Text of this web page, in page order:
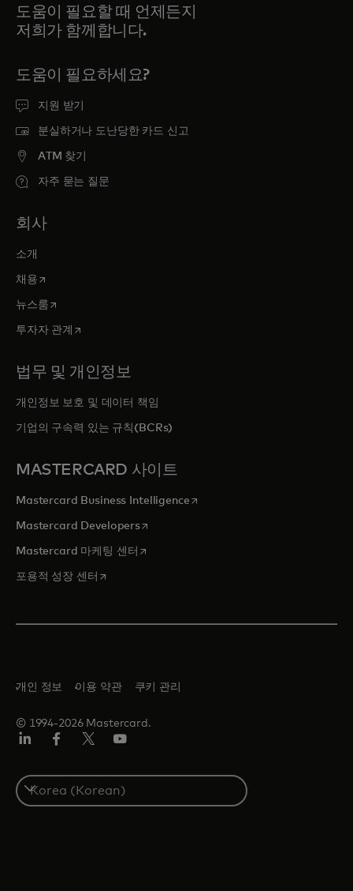
도움이 필요할 때 언제든지
저희가 함께합니다.
도움이 필요하세요?
지원 받기
분실하거나 도난당한 카드 신고
ATM 찾기
자주 묻는 질문
회사
소개
채용새 탭에서 열림
뉴스룸새 탭에서 열림
투자자 관계 새 탭에서 열림
법무 및 개인정보
개인정보 보호 및 데이터 책임
기업의 구속력 있는 규칙(BCRs)
MASTERCARD 사이트
Mastercard Business Intelligence새 탭에서 열림
Mastercard Developers새 탭에서 열림
Mastercard 마케팅 센터 새 탭에서 열림
포용적 성장 센터 새 탭에서 열림
© 1994-2026 Mastercard.
개인 정보 이용 약관 쿠키 관리
S
e
In
ook
터/
X
브